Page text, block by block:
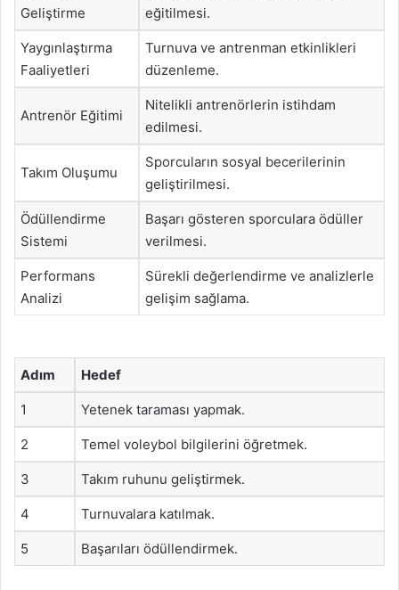
Geliştirme
eğitilmesi.
Yaygınlaştırma
Faaliyetleri
Turnuva ve antrenman etkinlikleri
düzenleme.
Antrenör Eğitimi
Nitelikli antrenörlerin istihdam
edilmesi.
Takım Oluşumu
Sporcuların sosyal becerilerinin
geliştirilmesi.
Ödüllendirme
Sistemi
Başarı gösteren sporculara ödüller
verilmesi.
Performans
Analizi
Sürekli değerlendirme ve analizlerle
gelişim sağlama.
Adım Hedef
1 Yetenek taraması yapmak.
2 Temel voleybol bilgilerini öğretmek.
3 Takım ruhunu geliştirmek.
4 Turnuvalara katılmak.
5 Başarıları ödüllendirmek.